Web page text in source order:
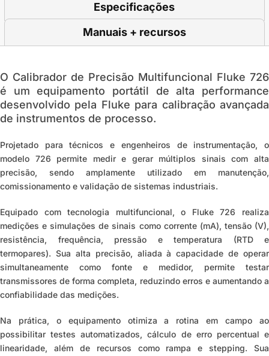
Especificações
Manuais + recursos
O Calibrador de Precisão Multifuncional Fluke 726
é um equipamento portátil de alta performance
desenvolvido pela Fluke para calibração avançada
de instrumentos de processo.
Projetado para técnicos e engenheiros de instrumentação, o
modelo 726 permite medir e gerar múltiplos sinais com alta
precisão, sendo amplamente utilizado em manutenção,
comissionamento e validação de sistemas industriais.
Equipado com tecnologia multifuncional, o Fluke 726 realiza
medições e simulações de sinais como corrente (mA), tensão (V),
resistência, frequência, pressão e temperatura (RTD e
termopares). Sua alta precisão, aliada à capacidade de operar
simultaneamente como fonte e medidor, permite testar
transmissores de forma completa, reduzindo erros e aumentando a
confiabilidade das medições.
Na prática, o equipamento otimiza a rotina em campo ao
possibilitar testes automatizados, cálculo de erro percentual e
linearidade, além de recursos como rampa e stepping. Sua